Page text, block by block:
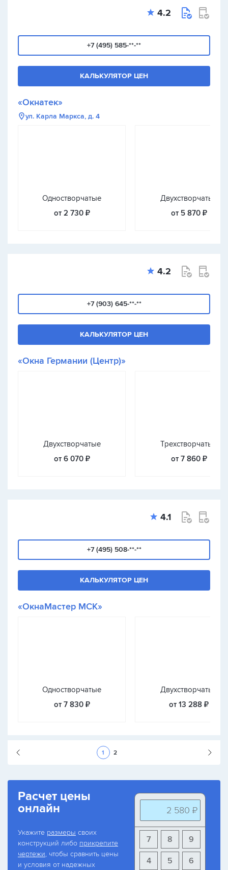
4.2
+7 (495) 585-**-**
КАЛЬКУЛЯТОР ЦЕН
«Окнатек»
ул. Карла Маркса, д. 4
Одностворчатые
от 2 730 ₽
Двухстворчатые
от 5 870 ₽
4.2
+7 (903) 645-**-**
КАЛЬКУЛЯТОР ЦЕН
«Окна Германии (Центр)»
Двухстворчатые
от 6 070 ₽
Трехстворчатые
от 7 860 ₽
4.1
+7 (495) 508-**-**
КАЛЬКУЛЯТОР ЦЕН
«ОкнаМастер МСК»
Одностворчатые
от 7 830 ₽
Двухстворчатые
от 13 288 ₽
1 2
Следующая
Расчет цены
онлайн
Укажите размеры своих
конструкций либо прикрепите
чертежи, чтобы сравнить цены
и условия от надежных
2 580 ₽
9
8
7
6
5
4